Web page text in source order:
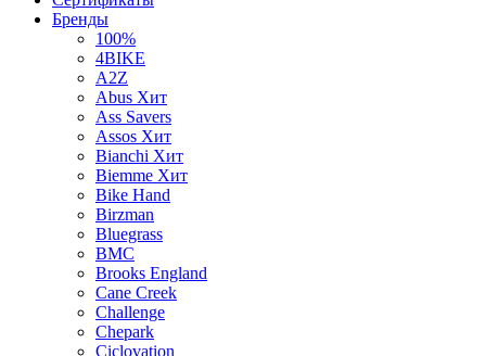
Бренды
100%
4BIKE
A2Z
Abus Хит
Ass Savers
Assos Хит
Bianchi Хит
Biemme Хит
Bike Hand
Birzman
Bluegrass
BMC
Brooks England
Cane Creek
Challenge
Chepark
Ciclovation